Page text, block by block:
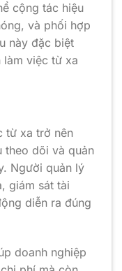
cộng tác hiệu
và phối hợp
này đặc biệt
làm việc từ xa
từ xa trở nên
theo dõi và quản
Người quản lý
giám sát tài
diễn ra đúng
doanh nghiệp